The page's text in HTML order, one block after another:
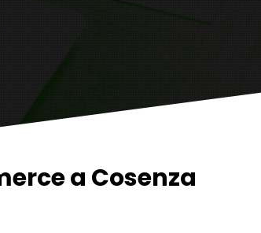
a Cosenza